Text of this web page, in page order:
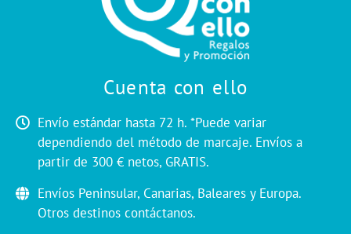
Cuenta con ello
Envío estándar hasta 72 h. *Puede variar
dependiendo del método de marcaje. Envíos a
partir de 300 € netos, GRATIS.
Envíos Peninsular, Canarias, Baleares y Europa.
Otros destinos contáctanos.